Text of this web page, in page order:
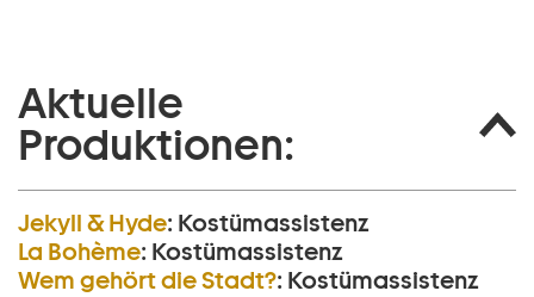
Aktuelle
Produktionen:
Jekyll & Hyde: Kostümassistenz
La Bohème: Kostümassistenz
Wem gehört die Stadt?: Kostümassistenz